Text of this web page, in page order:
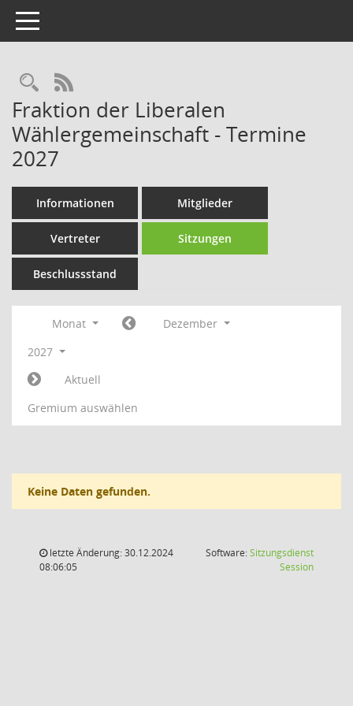
Toggle navigation
Rechercheauswahl
RSS-Feed
Fraktion der Liberalen
Wählergemeinschaft - Termine
2027
Informationen Mitglieder
Vertreter Sitzungen
Beschlussstand
Monat
Dezember
2027
Aktuell
Gremium auswählen
Keine Daten gefunden.
letzte Änderung: 30.12.2024
08:06:05
Software:Sitzungsdienst
Session(Wird in